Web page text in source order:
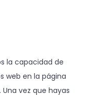
la capacidad de
web en la página
vez que hayas